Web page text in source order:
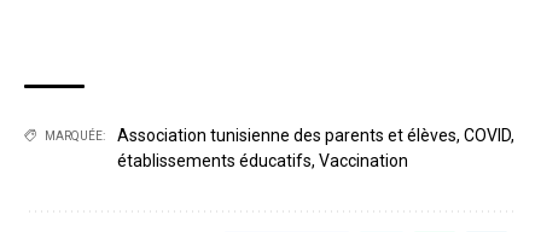
MARQUÉE: Association tunisienne des parents et élèves, COVID,
établissements éducatifs, Vaccination